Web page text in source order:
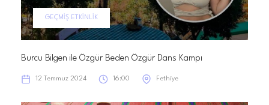
GEÇMIŞ ETKINLIK
Burcu Bilgen ile Özgür Beden Özgür Dans Kampı
12 Temmuz 2024 16:00 Fethiye